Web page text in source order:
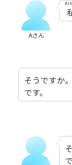
Aさん
わ
そうです
です。